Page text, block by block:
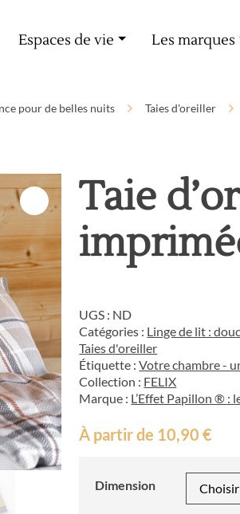
Espaces de vie Les marques
pour de belles nuits Taies d'oreiller
Taie
UGS : ND
Catégories : Linge de lit :
Taies d'oreiller
Étiquette :Votre chambre -
Collection : FELIX
Marque : L’Effet Papillon ® :
À partir de 10,90€
Dimension